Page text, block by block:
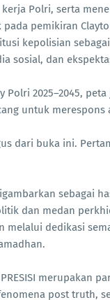
Polri, serta
pemikiran
kepolisian
sosial, dan
Polri 2025–2045,
untuk merespons
dari buka ini.
sebagai
dan medan
dedikasi
merupakan
post truth,